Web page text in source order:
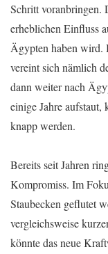
Schritt voranbringen.
erheblichen Einfluss
Ägypten haben wird.
vereint sich nämlich
dann weiter nach
einige Jahre aufstaut,
knapp werden.
Bereits seit Jahren
Kompromiss. Im
Staubecken geflutet
vergleichsweise
könnte das neue